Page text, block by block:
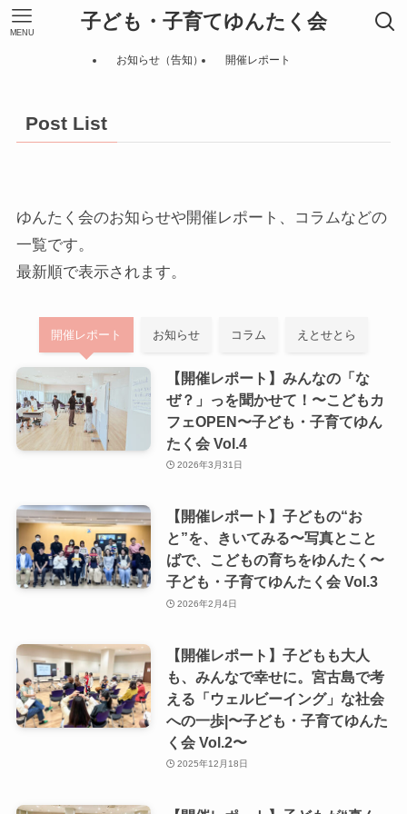
子ども・子育てゆんたく会
MENU
お知らせ（告知） 開催レポート
Post List
ゆんたく会のお知らせや開催レポート、コラムなどの
一覧です。
最新順で表示されます。
開催レポート お知らせ コラム えとせとら
【開催レポート】みんなの「な
ぜ？」っを聞かせて！〜こどもカ
フェOPEN〜子ども・子育てゆん
たく会 Vol.4
2026年3月31日
【開催レポート】子どもの“お
と”を、きいてみる〜写真とこと
ばで、こどもの育ちをゆんたく〜
子ども・子育てゆんたく会 Vol.3
2026年2月4日
【開催レポート】子どもも大人
も、みんなで幸せに。宮古島で考
える「ウェルビーイング」な社会
への一歩|〜子ども・子育てゆんた
く会 Vol.2〜
2025年12月18日